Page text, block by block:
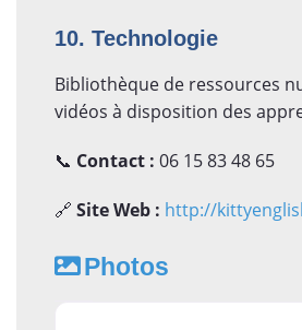
10. Technologie
Bibliothèque de ressources
vidéos à disposition des
📞 Contact : 06 15 83 48 65
🔗 Site Web : http://
Photos